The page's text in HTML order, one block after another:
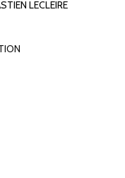
LECLEIRE